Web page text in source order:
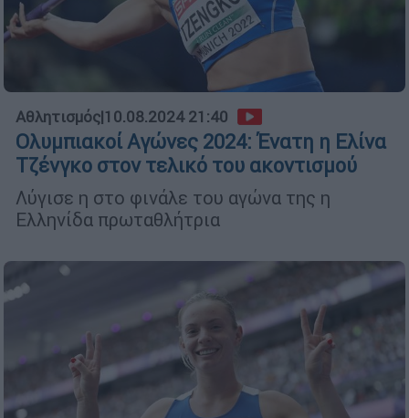
Αθλητισμός|10.08.2024 21:40
Ολυμπιακοί Αγώνες 2024: Ένατη η Ελίνα
Τζένγκο στον τελικό του ακοντισμού
Λύγισε η στο φινάλε του αγώνα της η
Ελληνίδα πρωταθλήτρια